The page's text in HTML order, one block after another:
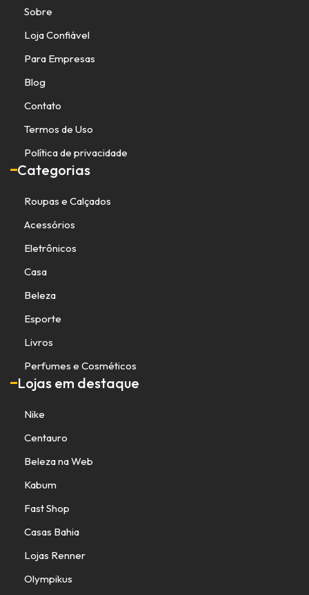
Sobre
Loja Confiável
Para Empresas
Blog
Contato
Termos de Uso
Política de privacidade
Categorias
Roupas e Calçados
Acessórios
Eletrônicos
Casa
Beleza
Esporte
Livros
Perfumes e Cosméticos
Lojas em destaque
Nike
Centauro
Beleza na Web
Kabum
Fast Shop
Casas Bahia
Lojas Renner
Olympikus